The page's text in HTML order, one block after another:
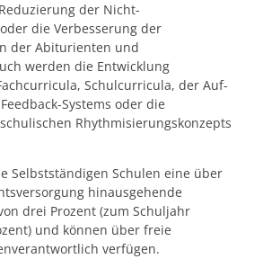
der Nicht-
die Verbesserung der
der Abiturienten und
werden die Entwicklung
Schulcurricula, der Auf-
Systems oder die
Rhythmisierungskonzepts
Selbstständigen Schulen eine über
hinausgehende
drei Prozent (zum Schuljahr
und können über freie
verfügen.